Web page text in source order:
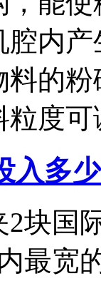
内
的
粒度可
入多少
2块国
最宽